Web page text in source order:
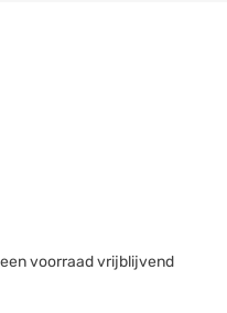
voorraad vrijblijvend